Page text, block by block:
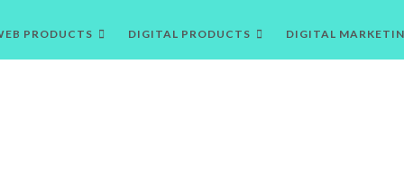
PRODUCTS DIGITAL PRODUCTS DIGITAL